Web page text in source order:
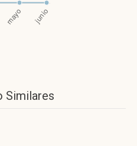
Similares